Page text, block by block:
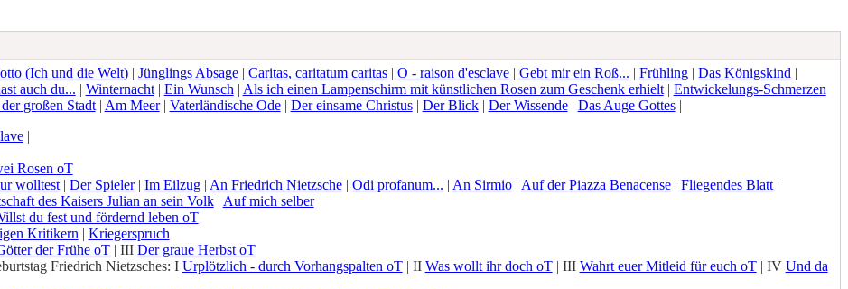
(Ich und die Welt)| Jünglings Absage| Caritas, caritatum caritas| O - raison d'esclave| Gebt mir ein Roß... | Frühling| Das Königskind |
auch du... | Winternacht| Ein Wunsch | Als ich einen Lampenschirm mit künstlichen Rosen zum Geschenk erhielt| Entwickelungs-Schmerzen
großen Stadt| Am Meer| Vaterländische Ode| Der einsame Christus| Der Blick| Der Wissende| Das Auge Gottes|
|
Rosen oT
wolltest| Der Spieler| Im Eilzug| An Friedrich Nietzsche| Odi profanum... | An Sirmio| Auf der Piazza Benacense| Fliegendes Blatt|
des Kaisers Julian an sein Volk| Auf mich selber
du fest und fördernd leben oT
Kritikern | Kriegerspruch
der Frühe oT| III Der graue Herbst oT
Friedrich Nietzsches: I Urplötzlich - durch Vorhangspalten oT| II Was wollt ihr doch oT| III Wahrt euer Mitleid für euch oT| IV Und da